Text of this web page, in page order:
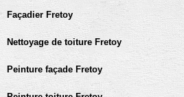
Façadier Fretoy
Nettoyage de toiture Fretoy
Peinture façade Fretoy